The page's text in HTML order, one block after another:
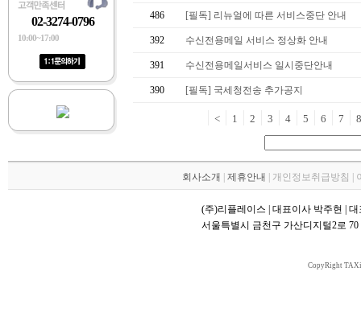
02-3274-0796
10:00~17:00
486 [필독] 리뉴얼에 따른 서비스중단 안내
392 수신전용메일 서비스 정상화 안내
391 수신전용메일서비스 일시중단안내
390 [필독] 국세청전송 추가공지
< 1 2 3 4 5 6 7 8
회사소개 제휴안내 | 개인정보취급방침 |
(주)리플레이스 | 대표이사 박주현 | 대
서울특별시 금천구 가산디지털2로 70
CopyRight